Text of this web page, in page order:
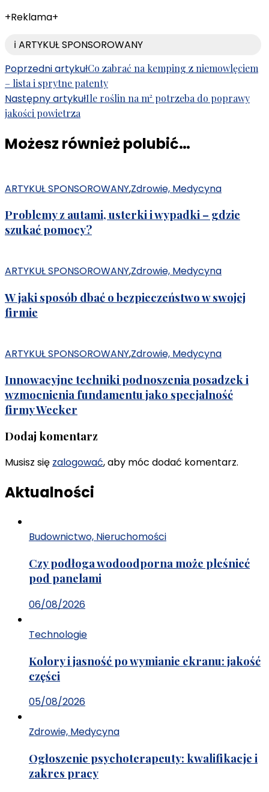
+Reklama+
ℹ️ ARTYKUŁ SPONSOROWANY
Nawigacja
wpisu
Poprzedni artykułCo zabrać na kemping z niemowlęciem
– lista i sprytne patenty
Następny artykułIle roślin na m² potrzeba do poprawy
jakości powietrza
Możesz również polubić…
ARTYKUŁ SPONSOROWANY,Zdrowie, Medycyna
Problemy z autami, usterki i wypadki – gdzie
szukać pomocy?
ARTYKUŁ SPONSOROWANY,Zdrowie, Medycyna
W jaki sposób dbać o bezpieczeństwo w swojej
firmie
ARTYKUŁ SPONSOROWANY,Zdrowie, Medycyna
Innowacyjne techniki podnoszenia posadzek i
wzmocnienia fundamentu jako specjalność
firmy Wecker
Dodaj komentarz
Musisz się zalogować, aby móc dodać komentarz.
Aktualności
Budownictwo, Nieruchomości
Czy podłoga wodoodporna może pleśnieć
pod panelami
06/08/2026
Technologie
Kolory i jasność po wymianie ekranu: jakość
części
05/08/2026
Zdrowie, Medycyna
Ogłoszenie psychoterapeuty: kwalifikacje i
zakres pracy